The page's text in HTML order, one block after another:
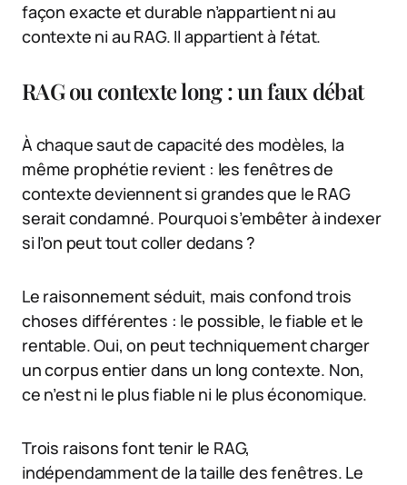
façon exacte et durable n’appartient ni au
contexte ni au RAG. Il appartient à l’état.
RAG ou contexte long : un faux débat
À chaque saut de capacité des modèles, la
même prophétie revient : les fenêtres de
contexte deviennent si grandes que le RAG
serait condamné. Pourquoi s’embêter à indexer
si l’on peut tout coller dedans ?
Le raisonnement séduit, mais confond trois
choses différentes : le possible, le fiable et le
rentable. Oui, on peut techniquement charger
un corpus entier dans un long contexte. Non,
ce n’est ni le plus fiable ni le plus économique.
Trois raisons font tenir le RAG,
indépendamment de la taille des fenêtres. Le